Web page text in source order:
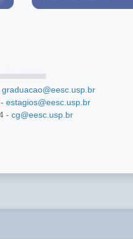
graduacao@eesc.usp.br
estagios@eesc.usp.br
- cg@eesc.usp.br